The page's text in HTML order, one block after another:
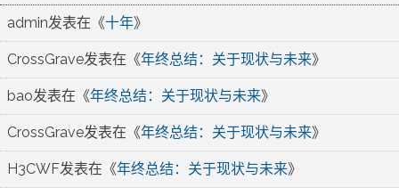
admin发表在《十年》
CrossGrave发表在《年终总结：关于现状与未来》
bao发表在《年终总结：关于现状与未来》
CrossGrave发表在《年终总结：关于现状与未来》
H3CWF发表在《年终总结：关于现状与未来》